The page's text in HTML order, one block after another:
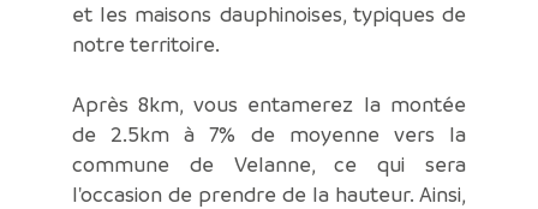
et les maisons dauphinoises, typiques de
notre territoire.
Après 8km, vous entamerez la montée
de 2.5km à 7% de moyenne vers la
commune de Velanne, ce qui sera
l'occasion de prendre de la hauteur. Ainsi,